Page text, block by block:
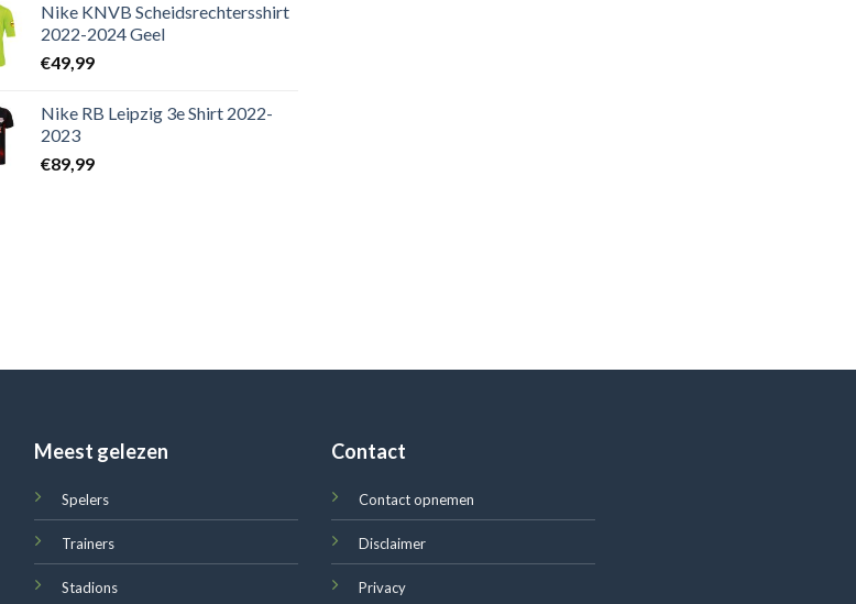
Nike KNVB Scheidsrechtersshirt
2022-2024 Geel
€49,99
Nike RB Leipzig 3e Shirt 2022-
2023
€89,99
Meest gelezen
Spelers
Trainers
Stadions
Contact
Contact opnemen
Disclaimer
Privacy